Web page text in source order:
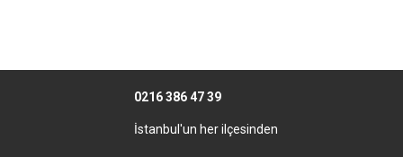
0216 386 47 39
İstanbul'un her ilçesinden